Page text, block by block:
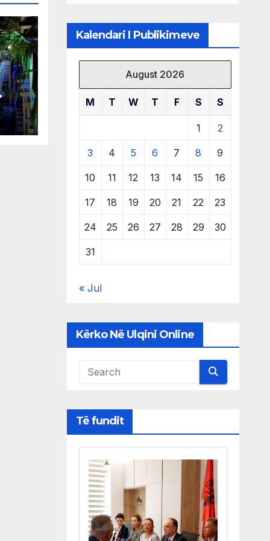
Kalendari I Publikimeve
August 2026
M T W T F S S
1 2
3 4 5 6 7 8 9
10 11 12 13 14 15 16
17 18 19 20 21 22 23
24 25 26 27 28 29 30
31
« Jul
Kërko Në Ulqini Online
Të fundit